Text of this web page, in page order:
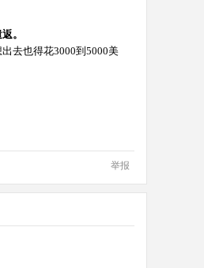
。
去也得花3000到5000美
举报